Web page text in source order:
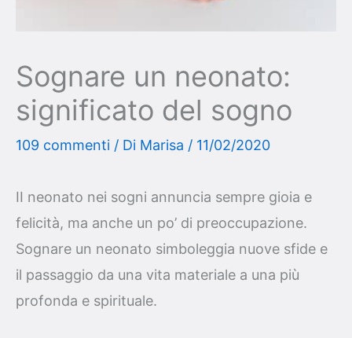
Sognare un neonato:
significato del sogno
109 commenti / Di Marisa / 11/02/2020
II neonato nei sogni annuncia sempre gioia e
felicità, ma anche un po’ di preoccupazione.
Sognare un neonato simboleggia nuove sfide e
il passaggio da una vita materiale a una più
profonda e spirituale.